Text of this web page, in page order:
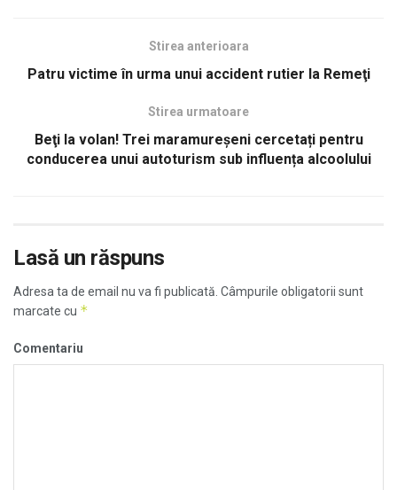
Stirea anterioara
Patru victime în urma unui accident rutier la Remeţi
Stirea urmatoare
Beţi la volan! Trei maramureşeni cercetați pentru
conducerea unui autoturism sub influența alcoolului
Lasă un răspuns
Adresa ta de email nu va fi publicată. Câmpurile obligatorii sunt
marcate cu *
Comentariu